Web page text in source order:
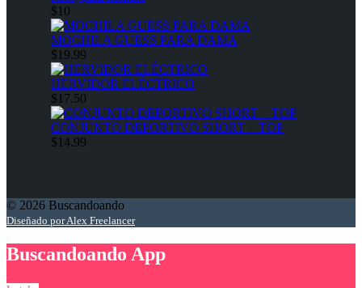
$10
MOCHILA GUESS PARA DAMA
$19.99
HERVIDOR ELÉCTRICO
$17.50
CONJUNTO DEPORTIVO SHORT + TOP
$14.99
© 2026 Buscandoando
Diseñado por Alex Freelancer
Buscandoando App